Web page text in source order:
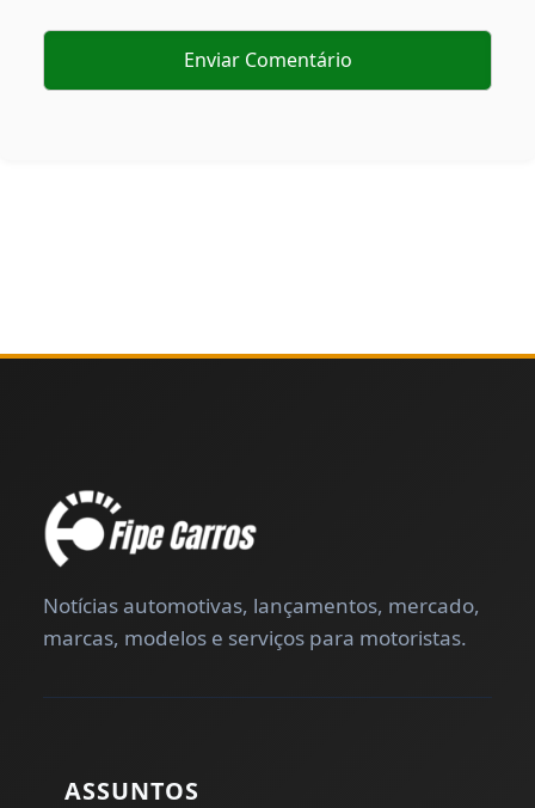
Notícias automotivas, lançamentos, mercado,
marcas, modelos e serviços para motoristas.
ASSUNTOS